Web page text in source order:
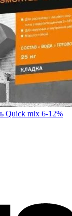
Quick mix 6-12%